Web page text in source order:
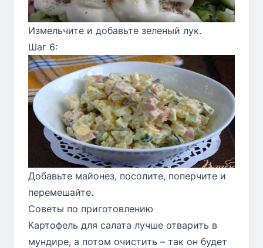
Измельчите и добавьте зеленый лук.
Шаг 6:
Добавьте майонез, посолите, поперчите и
перемешайте.
Советы по приготовлению
Картофель для салата лучше отварить в
мундире, а потом очистить – так он будет